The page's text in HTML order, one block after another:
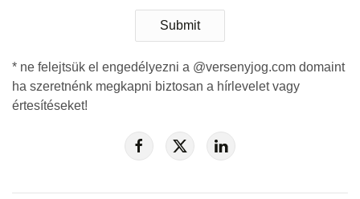
Submit
* ne felejtsük el engedélyezni a @versenyjog.com domaint
ha szeretnénk megkapni biztosan a hírlevelet vagy
értesítéseket!